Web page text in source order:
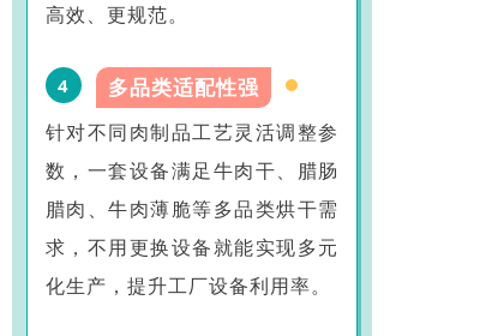
高效、更规范。
4 多品类适配性强
针对不同肉制品工艺灵活调整参
数，一套设备满足牛肉干、腊肠
腊肉、牛肉薄脆等多品类烘干需
求，不用更换设备就能实现多元
化生产，提升工厂设备利用率。